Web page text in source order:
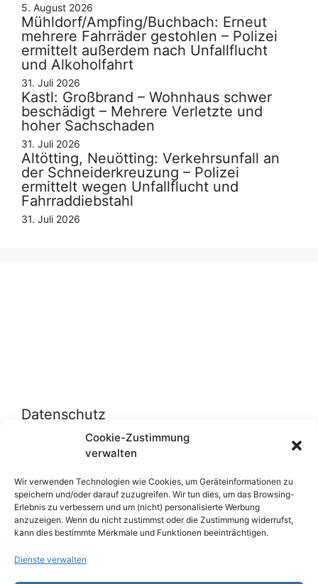
Cookie-Zustimmung
verwalten
Wir verwenden Technologien wie Cookies, um Geräteinformationen zu
speichern und/oder darauf zuzugreifen. Wir tun dies, um das Browsing-
Erlebnis zu verbessern und um (nicht) personalisierte Werbung
anzuzeigen. Wenn du nicht zustimmst oder die Zustimmung widerrufst,
kann dies bestimmte Merkmale und Funktionen beeinträchtigen.
Dienste verwalten
5. August 2026
Mühldorf/Ampfing/Buchbach: Erneut
mehrere Fahrräder gestohlen – Polizei
ermittelt außerdem nach Unfallflucht
und Alkoholfahrt
31. Juli 2026
Kastl: Großbrand – Wohnhaus schwer
beschädigt – Mehrere Verletzte und
hoher Sachschaden
31. Juli 2026
Altötting, Neuötting: Verkehrsunfall an
der Schneiderkreuzung – Polizei
ermittelt wegen Unfallflucht und
Fahrraddiebstahl
31. Juli 2026
Datenschutz
Datenschutzerklärung
Cookie-Richtlinie (EU)
Über uns
Impressum